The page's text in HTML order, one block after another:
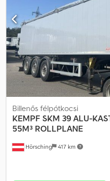
Hörsching 417 km
Billenős félpótkocsi
KEMPF SKM 39 ALU-
55M³ ROLLPLANE